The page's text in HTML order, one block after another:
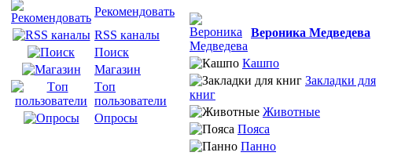
Рекомендовать
RSS каналы
Поиск
Магазин
Tоп
пользователи
Опросы
Вероника Медведева
Кашпо
Закладки для
книг
Животные
Пояса
Панно